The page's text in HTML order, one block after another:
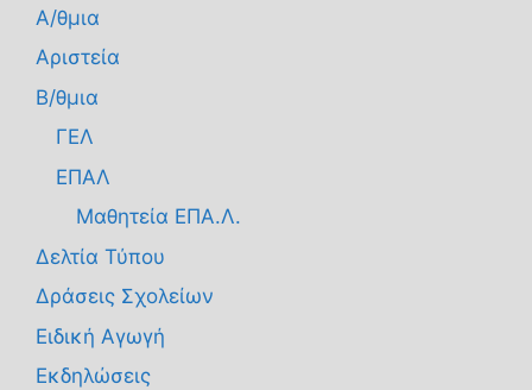
Α/θμια
Αριστεία
Β/θμια
ΓΕΛ
ΕΠΑΛ
Μαθητεία ΕΠΑ.Λ.
Δελτία Τύπου
Δράσεις Σχολείων
Ειδική Αγωγή
Εκδηλώσεις